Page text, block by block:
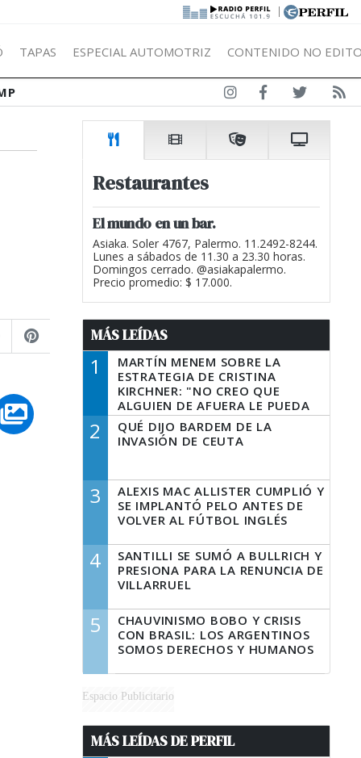
|
TAPAS ESPECIAL AUTOMOTRIZ CONTENIDO NO
Restaurantes
El mundo en un bar.
Asiaka. Soler 4767, Palermo. 11.2492-8244.
Lunes a sábados de 11.30 a 23.30 horas.
Domingos cerrado. @asiakapalermo.
Precio promedio: $ 17.000.
MÁS LEÍDAS
1
MARTÍN MENEM SOBRE LA
ESTRATEGIA DE CRISTINA
KIRCHNER: "NO CREO QUE
ALGUIEN DE AFUERA LE PUEDA
DECIR A LA JUSTICIA LO QUE
TIENE QUE HACER"
2
QUÉ DIJO BARDEM DE LA
INVASIÓN DE CEUTA
3
ALEXIS MAC ALLISTER CUMPLIÓ Y
SE IMPLANTÓ PELO ANTES DE
VOLVER AL FÚTBOL INGLÉS
4
SANTILLI SE SUMÓ A BULLRICH Y
PRESIONA PARA LA RENUNCIA DE
VILLARRUEL
5
CHAUVINISMO BOBO Y CRISIS
CON BRASIL: LOS ARGENTINOS
SOMOS DERECHOS Y HUMANOS
Espacio Publicitario
MÁS LEÍDAS DE PERFIL